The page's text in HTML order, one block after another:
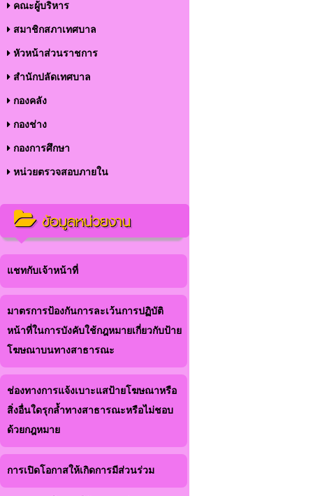
คณะผู้บริหาร
สมาชิกสภาเทศบาล
หัวหน้าส่วนราชการ
สำนักปลัดเทศบาล
กองคลัง
กองช่าง
กองการศึกษา
หน่วยตรวจสอบภายใน
ข้อมูลหน่วยงาน
แชทกับเจ้าหน้าที่
มาตรการป้องกันการละเว้นการปฏิบัติ
หน้าที่ในการบังคับใช้กฎหมายเกี่ยวกับป้าย
โฆษณาบนทางสาธารณะ
ช่องทางการแจ้งเบาะแสป้ายโฆษณาหรือ
สิ่งอื่นใดรุกล้ำทางสาธารณะหรือไม่ชอบ
ด้วยกฎหมาย
การเปิดโอกาสให้เกิดการมีส่วนร่วม